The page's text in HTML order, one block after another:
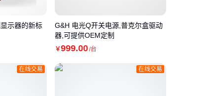
示器的新标
G&H 电光Q开关电源,普克尔盒驱动
器,可提供OEM定制
￥999.00/台
在线交易 在线交易